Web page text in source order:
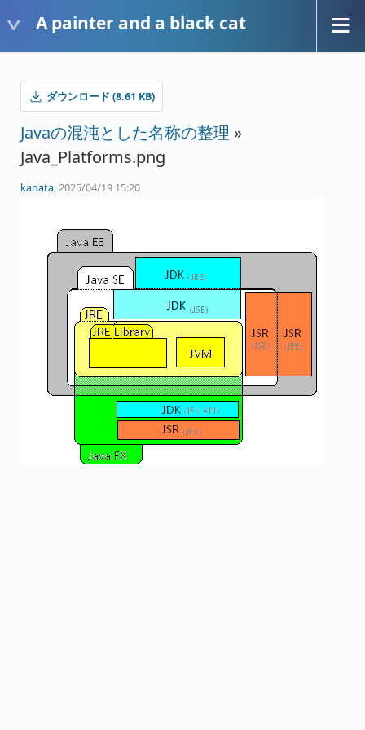
A painter and a black cat
ダウンロード (8.61 KB)
Javaの混沌とした名称の整理 »
Java_Platforms.png
kanata, 2025/04/19 15:20